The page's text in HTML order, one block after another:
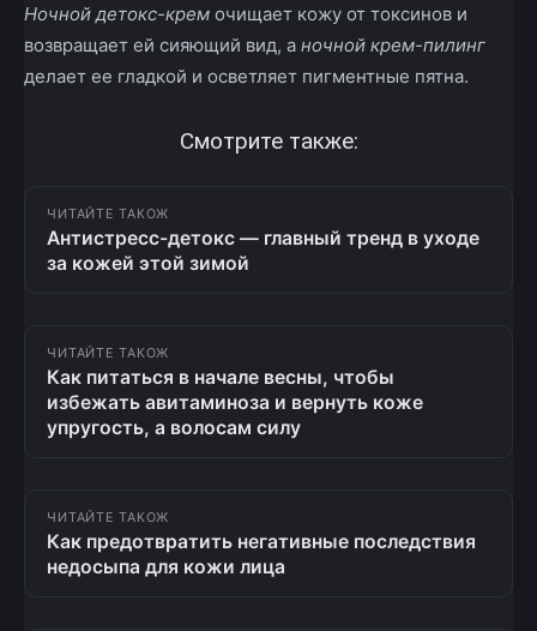
Ночной детокс-крем очищает кожу от токсинов и
возвращает ей сияющий вид, а ночной крем-пилинг
делает ее гладкой и осветляет пигментные пятна.
Смотрите также:
ЧИТАЙТЕ ТАКОЖ
Антистресс-детокс — главный тренд в уходе
за кожей этой зимой
ЧИТАЙТЕ ТАКОЖ
Как питаться в начале весны, чтобы
избежать авитаминоза и вернуть коже
упругость, а волосам силу
ЧИТАЙТЕ ТАКОЖ
Как предотвратить негативные последствия
недосыпа для кожи лица